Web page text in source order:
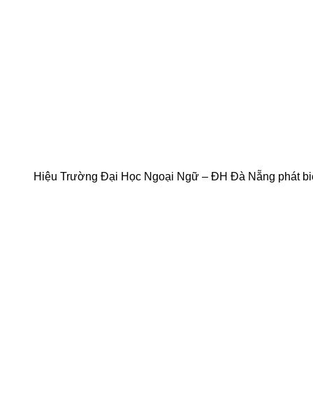
Hiệu Trường Đại Học Ngoại Ngữ – ĐH Đà Nẵng phát